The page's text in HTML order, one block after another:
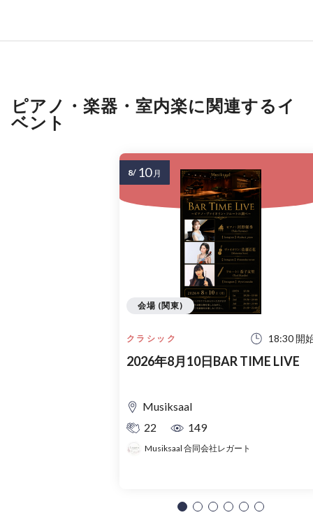
ピアノ・楽器・室内楽に関連するイ
ベント
クラシック 18:30 開
2026年8月10日BAR TIME LIVE
Musiksaal
22
149
Musiksaal 合同会社レガート
会場 (関東)
8/ 10 月